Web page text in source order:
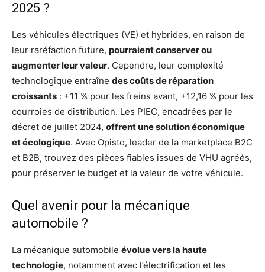
2025 ?
Les véhicules électriques (VE) et hybrides, en raison de
leur raréfaction future, pourraient conserver ou
augmenter leur valeur. Cependre, leur complexité
technologique entraîne des coûts de réparation
croissants : +11 % pour les freins avant, +12,16 % pour les
courroies de distribution. Les PIEC, encadrées par le
décret de juillet 2024, offrent une solution économique
et écologique. Avec Opisto, leader de la marketplace B2C
et B2B, trouvez des pièces fiables issues de VHU agréés,
pour préserver le budget et la valeur de votre véhicule.
Quel avenir pour la mécanique
automobile ?
La mécanique automobile évolue vers la haute
technologie, notamment avec l’électrification et les